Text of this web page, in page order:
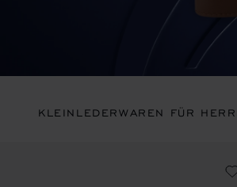
KLEINLEDERWAREN FÜR